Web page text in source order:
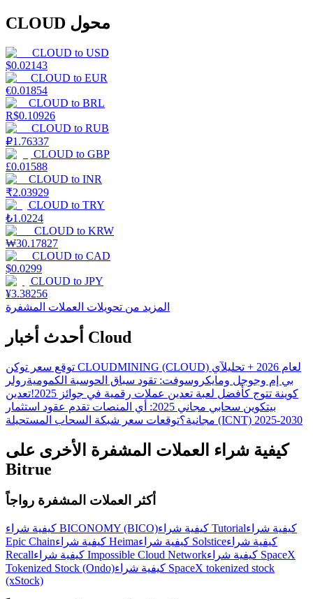
CLOUD محول
CLOUD to USD
$0.02143
CLOUD to EUR
€0.01854
CLOUD to BRL
R$0.10926
CLOUD to RUB
₽1.76337
CLOUD to GBP
£0.01588
CLOUD to INR
₹2.03929
CLOUD to TRY
₺1.0224
CLOUD to KRW
₩30.17827
CLOUD to CAD
$0.0299
CLOUD to JPY
¥3.38256
المزيد من تحويلات العملات المشفرة
أحدث أخبار Cloud
توقع سعر توكن CLOUDMINING (CLOUD) لعام 2026 + تحليل
آي
بي إم وجوجل ومايكروسوفت: تقود سباق الحوسبة الكموميةرولر
كوينة تتوج كأفضل لعبة تعدين عملات رقمية في جوائز 2025!
تعدين
بيتكوين سحابي مجاني 2025: أي المنصات تقدم عقود استثمار
مجانية؟ توقعات سعر شبكة السحاب المستحيلة (ICNT) 2025-2030
كيفية شراء العملات المشفرة الأخرى على
Bitrue
أكثر العملات المشفرة رواجاً
كيفية شراء BICONOMY (BICO) كيفية شراء Tutorialكيفية شراء
Epic Chain
كيفية شراء Heima كيفية شراء Solsticeكيفية شراء
Recall
كيفية شراء Impossible Cloud Networkكيفية شراء SpaceX
Tokenized Stock (Ondo)كيفية شراء SpaceX tokenized stock
(xStock)